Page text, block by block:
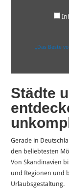
„Das Beste
Städte
Gerade in
den beliebtesten
Von Skandinavien
und Regionen und
Urlaubsgestaltung.